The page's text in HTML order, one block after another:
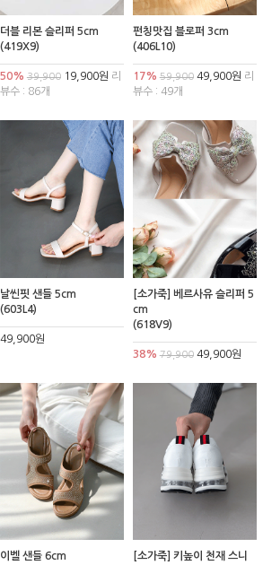
더블 리본 슬리퍼 5cm
(419X9)
50% 39,90019,900원 리
뷰수 : 86개
펀칭맛집 블로퍼 3cm
(406L10)
17% 59,90049,900원 리
뷰수 : 49개
날씬핏 샌들 5cm
(603L4)
49,900원
[소가죽] 베르사유 슬리퍼 5
cm
(618V9)
38% 79,90049,900원
이벨 샌들 6cm
[소가죽] 키높이 천재 스니